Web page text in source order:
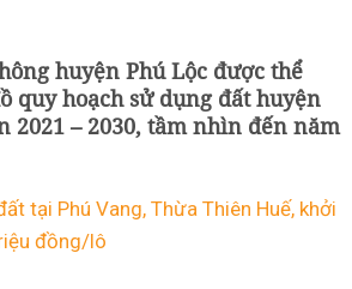
huyện Phú Lộc được thể
quy hoạch sử dụng đất huyện
2021 – 2030, tầm nhìn đến năm
tại Phú Vang, Thừa Thiên Huế, khởi
đồng/lô